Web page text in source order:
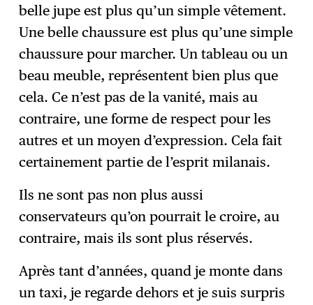
belle jupe est plus qu’un simple vêtement.
Une belle chaussure est plus qu’une simple
chaussure pour marcher. Un tableau ou un
beau meuble, représentent bien plus que
cela. Ce n’est pas de la vanité, mais au
contraire, une forme de respect pour les
autres et un moyen d’expression. Cela fait
certainement partie de l’esprit milanais.
Ils ne sont pas non plus aussi
conservateurs qu’on pourrait le croire, au
contraire, mais ils sont plus réservés.
Après tant d’années, quand je monte dans
un taxi, je regarde dehors et je suis surpris